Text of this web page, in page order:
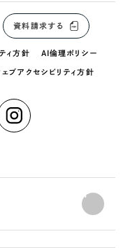
資料請求する
ィ方針 AI倫理ポリシー
ェブアクセシビリティ方針